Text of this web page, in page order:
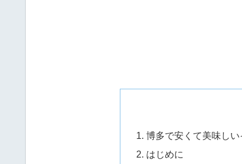
博多で安くて美味し
はじめに